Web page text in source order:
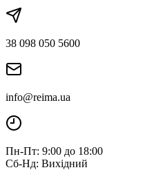
38 098 050 5600
info@reima.ua
Пн-Пт: 9:00 до 18:00
Сб-Нд: Вихідний